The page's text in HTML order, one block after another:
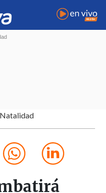
Natalidad